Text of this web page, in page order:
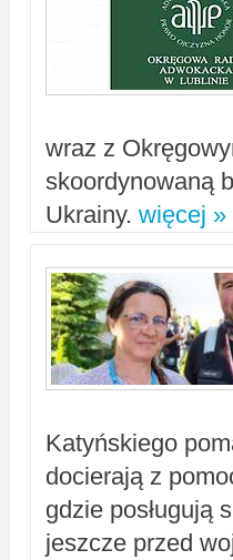
wraz z
skoordynowaną
Ukrainy. więcej »
Katyńskiego
docierają z
gdzie posługują
jeszcze przed